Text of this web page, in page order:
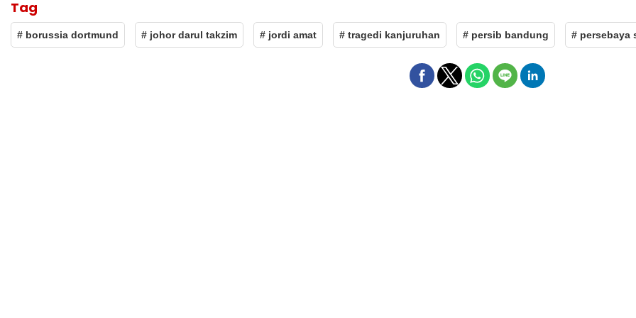
Tag
# borussia dortmund # johor darul takzim # jordi amat # tragedi kanjuruhan # persib bandung # persebaya